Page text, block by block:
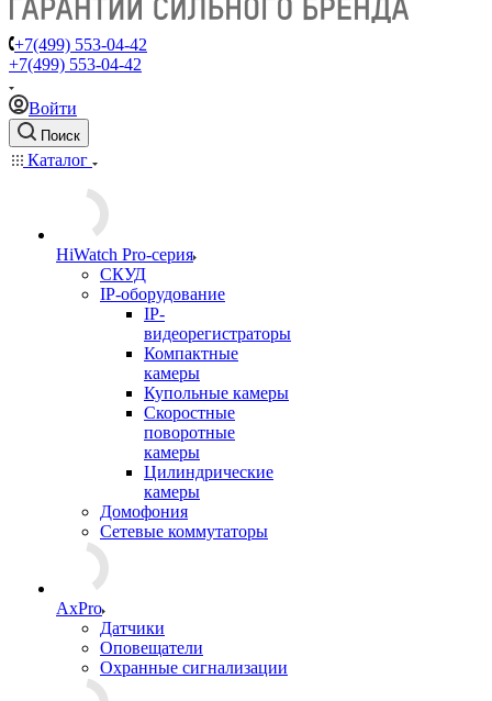
+7(499) 553-04-42
+7(499) 553-04-42
Войти
Поиск
Каталог
HiWatch Pro-серия
CКУД
IP-оборудование
IP-
видеорегистраторы
Компактные
камеры
Купольные камеры
Скоростные
поворотные
камеры
Цилиндрические
камеры
Домофония
Сетевые коммутаторы
AxPro
Датчики
Оповещатели
Охранные сигнализации